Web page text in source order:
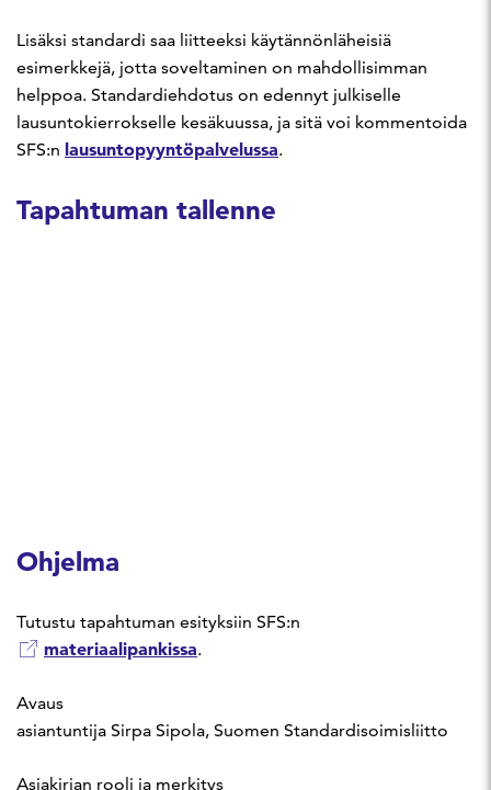
Lisäksi standardi saa liitteeksi käytännönläheisiä
esimerkkejä, jotta soveltaminen on mahdollisimman
helppoa. Standardiehdotus on edennyt julkiselle
lausuntokierrokselle kesäkuussa, ja sitä voi kommentoida
SFS:n lausuntopyyntöpalvelussa.
Tapahtuman tallenne
Ohjelma
Tutustu tapahtuman esityksiin SFS:n
materiaalipankissa.
Avaus​
asiantuntija Sirpa Sipola, Suomen Standardisoimisliitto​
Asiakirjan rooli ja merkitys​